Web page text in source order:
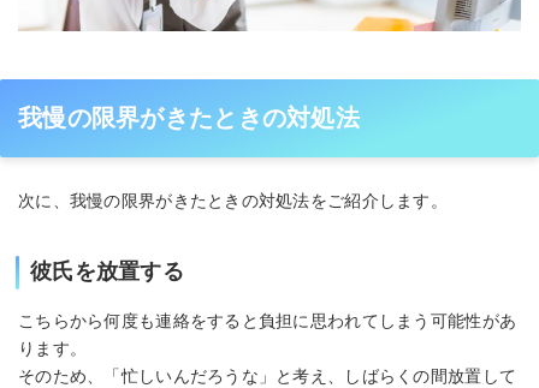
我慢の限界がきたときの対処法
次に、我慢の限界がきたときの対処法をご紹介します。
彼氏を放置する
こちらから何度も連絡をすると負担に思われてしまう可能性があ
ります。
そのため、「忙しいんだろうな」と考え、しばらくの間放置して